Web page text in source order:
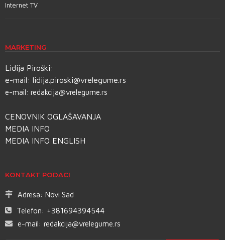
Internet TV
MARKETING
Lidija Piroški:
e-mail: lidija.piroski@vrelegume.rs
e-mail: redakcija@vrelegume.rs
CENOVNIK OGLAŠAVANJA
MEDIA INFO
MEDIA INFO ENGLISH
KONTAKT PODACI
Adresa: Novi Sad
Telefon: +381694394544
e-mail: redakcija@vrelegume.rs